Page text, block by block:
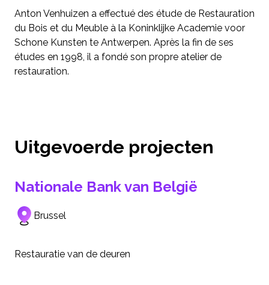
Anton Venhuizen a effectué des étude de Restauration
du Bois et du Meuble à la Koninklijke Academie voor
Schone Kunsten te Antwerpen. Après la fin de ses
études en 1998, il a fondé son propre atelier de
restauration.
Uitgevoerde projecten
Nationale Bank van België
Brussel
Restauratie van de deuren